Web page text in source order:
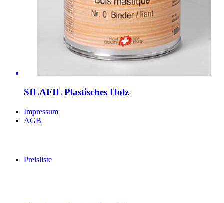
SILAFIL Plastisches Holz
Impressum
AGB
Preisliste